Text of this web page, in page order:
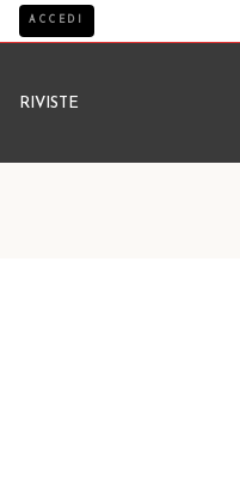
ACCEDI
RIVISTE